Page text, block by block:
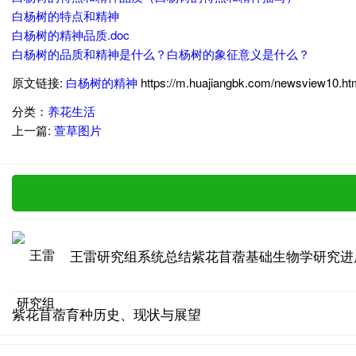
白杨树的特点和精神
白杨树的精神品质.doc
白杨树的品质和精神是什么？白杨树的象征意义是什么？
原文链接: 白杨树的精神 https://m.huajiangbk.com/
分类： 养花生活
上一篇: 萱草图片
王雷研究组系统总结紫花苜蓿基础生物学研究
紫花苜蓿育种历史、现状与展望